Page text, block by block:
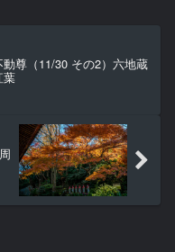
尊（11/30 その2）六地蔵
葉